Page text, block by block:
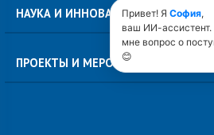
НАУКА И ИННОВАЦИИ
ПРОЕКТЫ И МЕРОПРИЯТИЯ
Привет! Я София,
ваш ИИ-ассистент.
мне вопрос о
😊